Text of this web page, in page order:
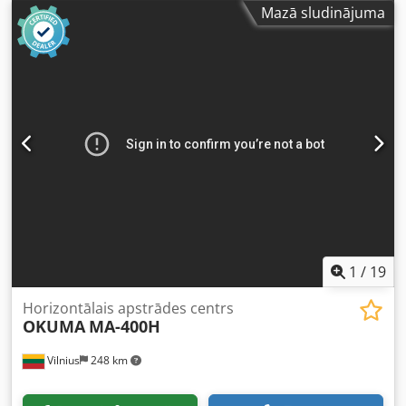
Mazā sludinājuma
1 / 19
Vilnius 248 km
Horizontālais apstrādes centrs
OKUMA MA-400H